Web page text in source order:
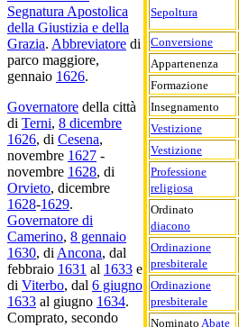
Sepoltura
Conversione
Appartenenza
Formazione
Insegnamento
Vestizione
Vestizione
Professione
religiosa
Ordinato
diacono
Ordinazione
presbiterale
Ordinazione
presbiterale
Nominato Abate
Segnatura Apostolica
della Giustizia e della
Grazia. Abbreviatore di
parco maggiore,
gennaio 1626.
Governatore della città
di Terni, 8 dicembre
1626, di Cesena,
novembre 1627 -
novembre 1628, di
Orvieto, dicembre
1628-1629.
Governatore di
Camerino, 8 gennaio
1630, di Ancona, dal
febbraio 1631 al 1633 e
di Viterbo, dal 6 giugno
1633 al giugno 1634.
Comprato, secondo